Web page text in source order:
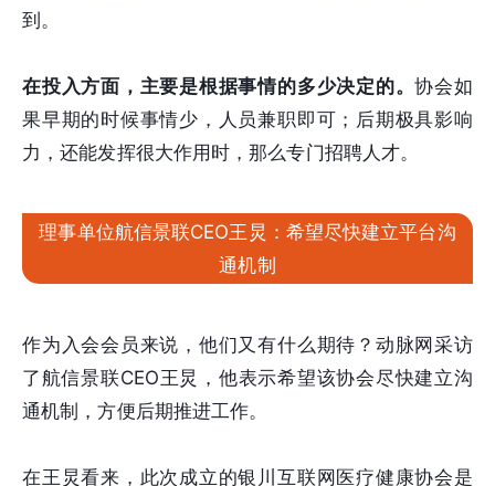
到。
在投入方面，主要是根据事情的多少决定的。协会如
果早期的时候事情少，人员兼职即可；后期极具影响
力，还能发挥很大作用时，那么专门招聘人才。
理事单位航信景联CEO王炅：希望尽快建立平台沟
通机制
作为入会会员来说，他们又有什么期待？动脉网采访
了航信景联CEO王炅，他表示希望该协会尽快建立沟
通机制，方便后期推进工作。
在王炅看来，此次成立的银川互联网医疗健康协会是